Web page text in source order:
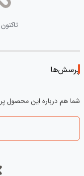
پرسش‌ها
شما هم درباره این محصول